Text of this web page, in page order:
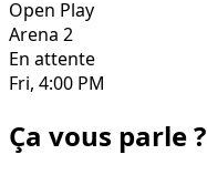
Open Play
Arena 2
En attente
Fri, 4:00 PM
Ça vous parle ?